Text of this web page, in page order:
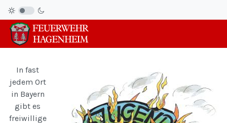
In fast
jedem Ort
in Bayern
gibt es
freiwillige